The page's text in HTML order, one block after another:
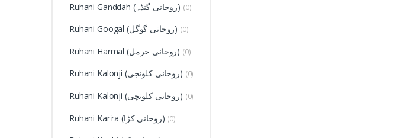
Ruhani Ganddah (روحانی گنڈہ) (0)
Ruhani Googal (روحانی گوگل) (0)
Ruhani Harmal (روحانی حرمل) (0)
Ruhani Kalonji (روحانی کلونجی) (0)
Ruhani Kalonji (روحانی کلونچی) (0)
Ruhani Kar'ra (روحانی کڑا) (0)